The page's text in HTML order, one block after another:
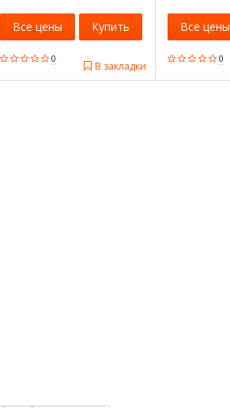
0
В закладки
Все цены Купить
0
Все цены